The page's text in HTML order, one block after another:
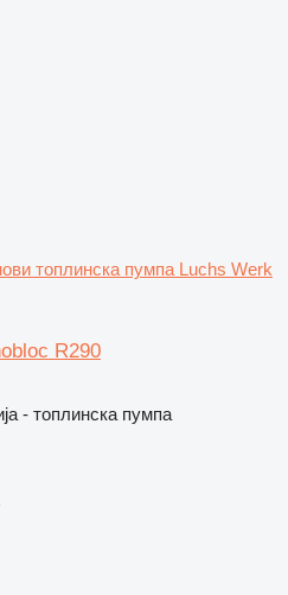
топлинска пумпа Luchs Werk
R290
- топлинска пумпа